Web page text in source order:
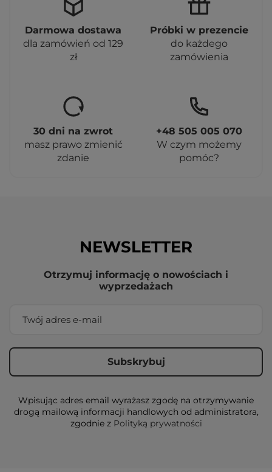
Darmowa dostawa
dla zamówień od 129
zł
Próbki w prezencie
do każdego
zamówienia
30 dni na zwrot
masz prawo zmienić
zdanie
+48 505 005 070
W czym możemy
pomóc?
NEWSLETTER
Otrzymuj informację o nowościach i
wyprzedażach
Wpisując adres email wyrażasz zgodę na otrzymywanie
drogą mailową informacji handlowych od administratora,
zgodnie z Polityką prywatności